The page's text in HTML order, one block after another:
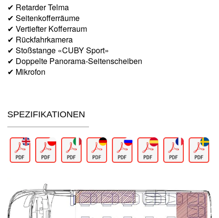
✔ Retarder Telma
✔ Seitenkofferräume
✔ Vertiefter Kofferraum
✔ Rückfahrkamera
✔ Stoßstange «CUBY Sport»
✔ Doppelte Panorama-Seitenscheiben
✔ Mikrofon
SPEZIFIKATIONEN